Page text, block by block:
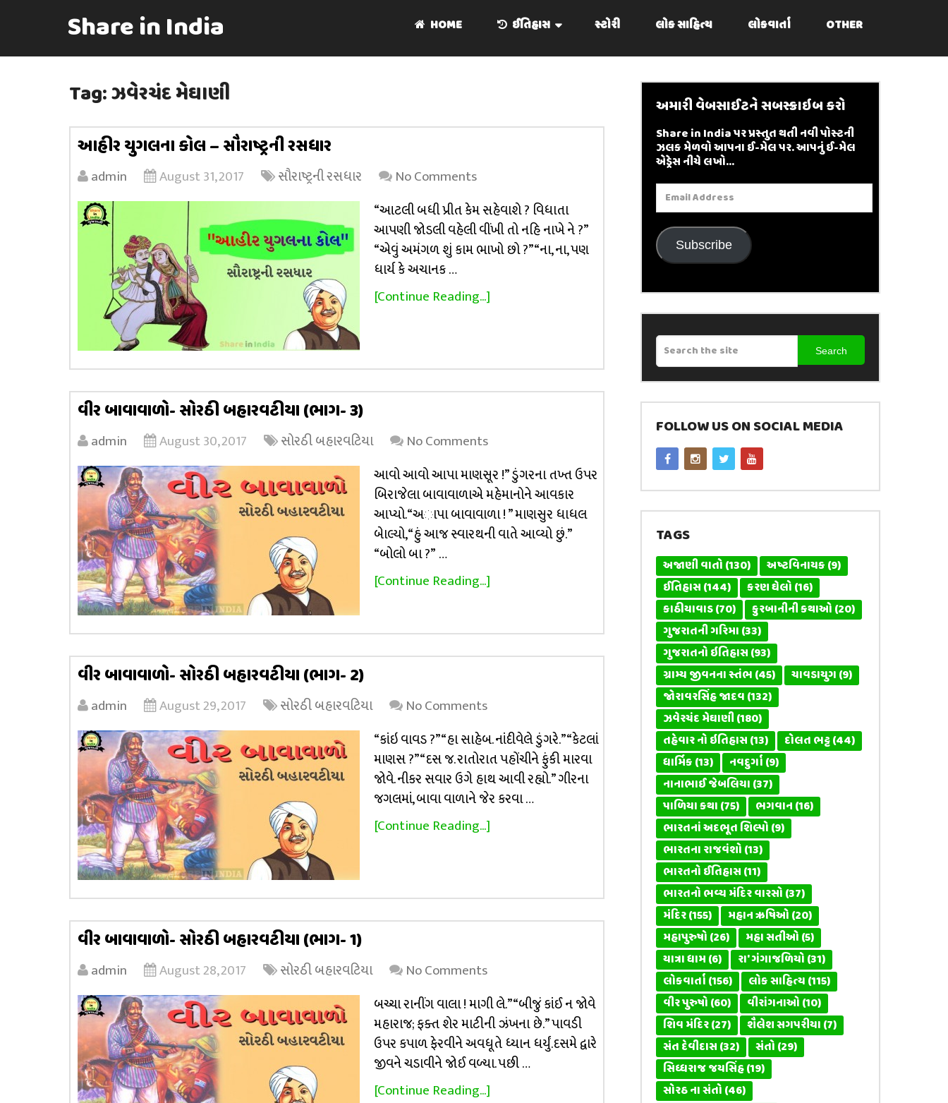
Share in India HOME ઈતિહાસ સ્ટોરી લોક સાહિત્ય લોકવાર્તા OTHER
Tag:ઝવેરચંદ મેઘાણી
આહીર યુગલના કોલ – સૌરાષ્ટ્રની રસધાર
admin August 31, 2017 સૌરાષ્ટ્રની રસધાર
No Comments
“આટલી બધી પ્રીત કેમ સહેવાશે ? વિધાતા
આપણી જોડલી વહેલી વીંખી તો નહિ નાખે ને ?”
“એવું અમંગળ શું કામ ભાખો છો ?” “ના, ના, પણ
ધાર્ય કે અચાનક …
[Continue Reading...]
વીર બાવાવાળો- સોરઠી બહારવટીયા (ભાગ- 3)
admin August 30, 2017 સોરઠી બહારવટિયા
No Comments
આવો આવો આપા માણસૂર !” ડુંગરના તખ્ત ઉપર
બિરાજેલા બાવાવાળાએ મહેમાનોને આવકાર
આપ્યો. “અાપા બાવાવાળા ! ” માણસુર ધાધલ
બેાલ્યો, “હું આજ સ્વારથની વાતે આવ્યો છું.”
“બોલો બા ?” …
[Continue Reading...]
વીર બાવાવાળો- સોરઠી બહારવટીયા (ભાગ- 2)
admin August 29, 2017 સોરઠી બહારવટિયા
No Comments
“કાંઇ વાવડ ?” “હા સાહેબ. નાંદીવેલે ડુંગરે.” “કેટલાં
માણસ ?” “દસ જ. રાતોરાત પહોંચીને ફુંકી મારવા
જોવે. નીકર સવાર ઉગે હાથ આવી રહ્યો.” ગીરના
જગલમાં, બાવા વાળાને જેર કરવા …
[Continue Reading...]
વીર બાવાવાળો- સોરઠી બહારવટીયા (ભાગ- 1)
admin August 28, 2017 સોરઠી બહારવટિયા
No Comments
બચ્ચા રાનીંગ વાલા ! માગી લે.” “બીજું કાંઈ ન જોવે
મહારાજ; ફક્ત શેર માટીની ઝંખના છે.” પાવડી
ઉપર કપાળ ફેરવીને અવધૂતે ધ્યાન ધર્યું.દસમે દ્વારે
જીવને ચડાવીને જોઈ વળ્યા. પછી …
[Continue Reading...]
અમારી વેબસાઈટને સબસ્ક્રાઇબ કરો
Share in India પર પ્રસ્તુત થતી નવી પોસ્ટની
ઝલક મેળવો આપના ઈ-મેલ પર. આપનું ઈ-મેલ
એડ્રેસ નીચે લખો...
Email
Address
Subscribe
Search
FOLLOW US ON SOCIAL MEDIA
TAGS
અજાણી વાતો(130) અષ્ટવિનાયક(9)
ઈતિહાસ(144) કરણ ઘેલો(16)
કાઠીયાવાડ(70) કુરબાનીની કથાઓ(20)
ગુજરાતની ગરિમા(33)
ગુજરાતનો ઇતિહાસ(93)
ગ્રામ્ય જીવનના સ્તંભ(45) ચાવડાયુગ(9)
જોરાવરસિંહ જાદવ(132)
ઝવેરચંદ મેઘાણી(180)
તહેવાર નો ઇતિહાસ(13) દોલત ભટ્ટ(44)
ધાર્મિક(13) નવદુર્ગા(9)
નાનાભાઈ જેબલિયા(37)
પાળિયા કથા(75) ભગવાન(16)
ભારતનાં અદભૂત શિલ્પો(9)
ભારતના રાજવંશો(13)
ભારતનો ઈતિહાસ(11)
ભારતનો ભવ્ય મંદિર વારસો(37)
મંદિર(155) મહાન ઋષિઓ(20)
મહાપુરુષો(26) મહા સતીઓ(5)
યાત્રા ધામ(6) રા' ગંગાજળિયો(31)
લોકવાર્તા(156) લોક સાહિત્ય(115)
વીર પુરુષો(60) વીરાંગનાઓ(10)
શિવ મંદિર(27) શૈલેશ સગપરીયા(7)
સંત દેવીદાસ(32) સંતો(29)
સિધ્ધરાજ જયસિંહ(19)
સોરઠ ના સંતો(46)